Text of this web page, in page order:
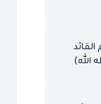
الله)